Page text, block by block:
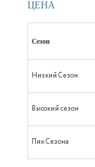
ЦЕНА
Сезон
Низкий Сезон
Высокий сезон
Пик Сезона